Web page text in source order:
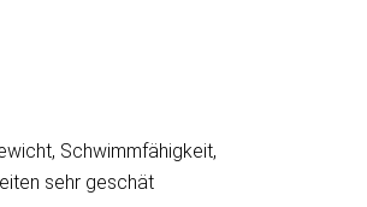
Schwimmfähigkeit,
sehr geschät